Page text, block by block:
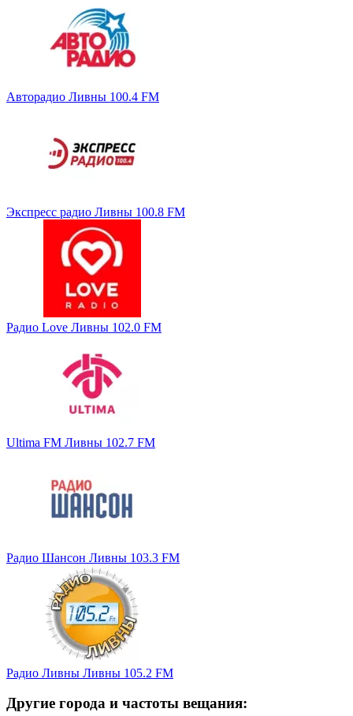
Авторадио Ливны 100.4 FM
Экспресс радио Ливны 100.8 FM
Радио Love Ливны 102.0 FM
Ultima FM Ливны 102.7 FM
Радио Шансон Ливны 103.3 FM
Радио Ливны Ливны 105.2 FM
Другие города и частоты вещания: